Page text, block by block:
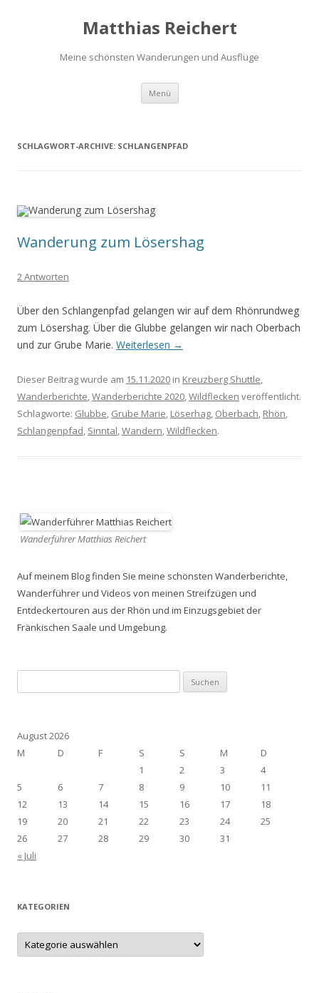
Matthias Reichert
Meine schönsten Wanderungen und Ausflüge
Menü Zum
springen
SCHLAGWORT-ARCHIVE: SCHLANGENPFAD
Wanderung zum Lösershag
2 Antworten
Über den Schlangenpfad gelangen wir auf dem Rhönrundweg
zum Lösershag. Über die Glubbe gelangen wir nach Oberbach
und zur Grube Marie. Weiterlesen →
Dieser Beitrag wurde am 15.11.2020 in Kreuzberg Shuttle,
Wanderberichte,Wanderberichte 2020,Wildflecken veröffentlicht.
Schlagworte: Glubbe, Grube Marie, Löserhag, Oberbach, Rhön,
Schlangenpfad, Sinntal,Wandern,Wildflecken.
Wanderführer Matthias Reichert
Auf meinem Blog finden Sie meine schönsten Wanderberichte,
Wanderführer und Videos von meinen Streifzügen und
Entdeckertouren aus der Rhön und im Einzugsgebiet der
Fränkischen Saale und Umgebung.
nach:
August 2026
M
D F S S M
D
1
2 3
4
5
6 7 8 9 10
11
12
13 14 15 16 17
18
19
20 21 22 23 24
25
26
27 28 29 30
31
« Juli
KATEGORIEN
Kategorien